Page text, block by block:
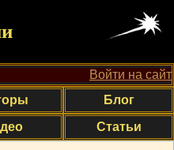
Войти на сайт
Блог
Статьи